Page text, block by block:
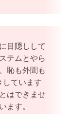
目隠しして
テムとやら
恥も外聞も
しています
はできませ
ます。